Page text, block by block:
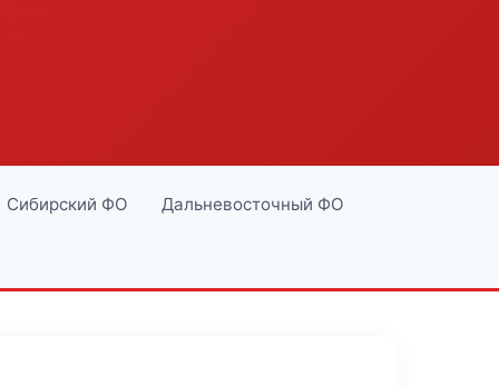
Сибирский ФО Дальневосточный ФО